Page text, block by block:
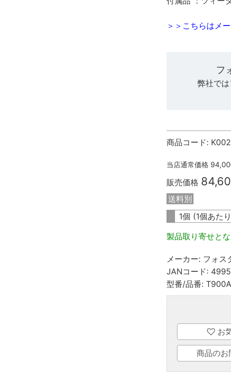
＞＞こちらはメ
フ
弊社で
商品コード:
当店通常価格
販売価格
送料別
1個 (1個あたり
製品取り寄せと
メーカー: フォス
JANコード:
型番/品番: T900A
お
商品のお